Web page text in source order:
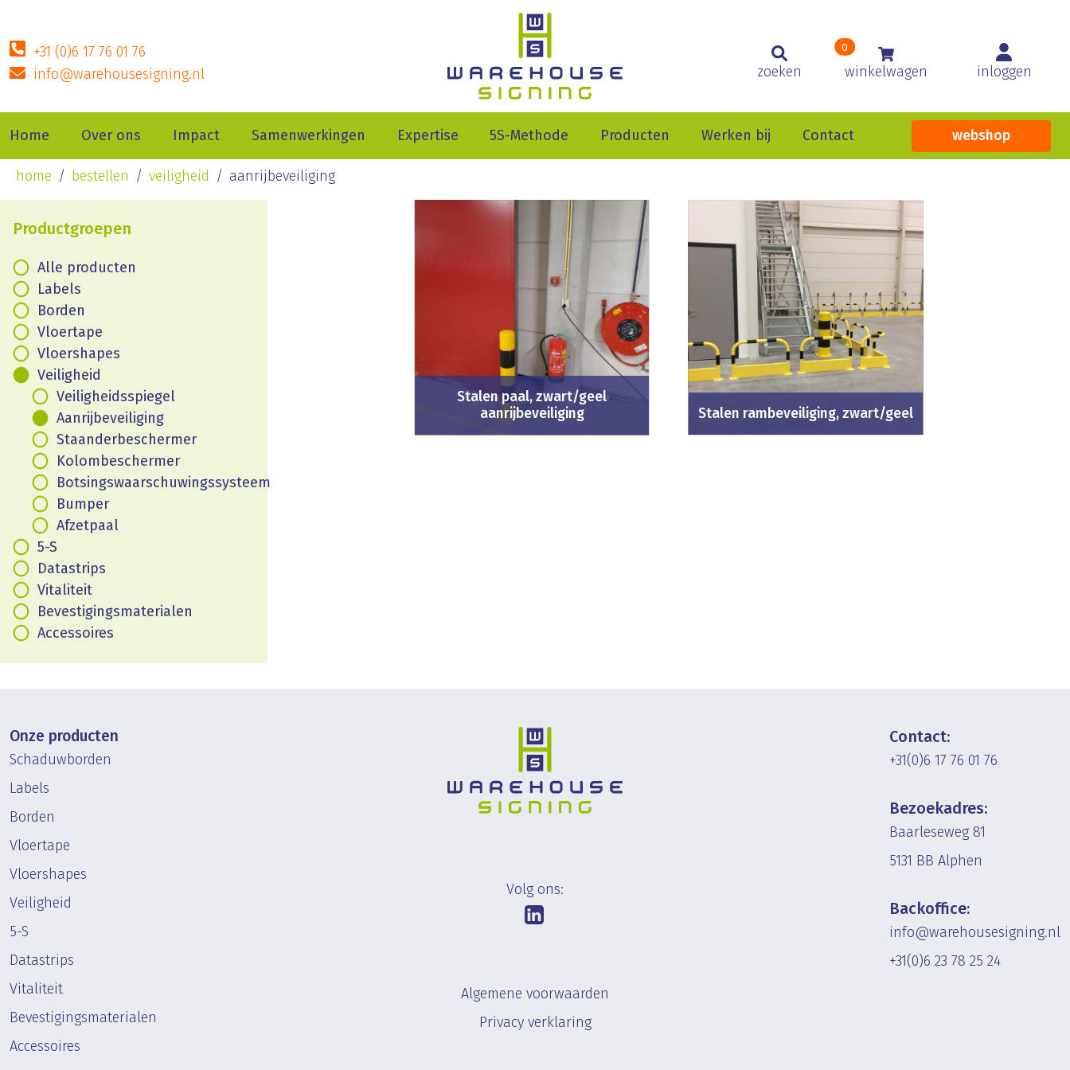
+31 (0)6 17 76 01 76
info@warehousesigning.nl
zoeken winkelwagen
0
inloggen
Home Over ons Impact Samenwerkingen Expertise 5S-Methode Producten Werken bij Contact webshop
home bestellen veiligheid aanrijbeveiliging
Productgroepen
Alle producten
Labels
Borden
Vloertape
Vloershapes
Veiligheid
Veiligheidsspiegel
Aanrijbeveiliging
Staanderbeschermer
Kolombeschermer
Botsingswaarschuwingssysteem
Bumper
Afzetpaal
5-S
Datastrips
Vitaliteit
Bevestigingsmaterialen
Accessoires
Stalen paal, zwart/geel
aanrijbeveiliging
Stalen rambeveiliging, zwart/geel
Onze producten
Schaduwborden
Labels
Borden
Vloertape
Vloershapes
Veiligheid
5-S
Datastrips
Vitaliteit
Bevestigingsmaterialen
Accessoires
Volg ons:
Algemene voorwaarden
Privacy verklaring
Contact:
+31(0)6 17 76 01 76
Bezoekadres:
Baarleseweg 81
5131 BB Alphen
Backoffice:
info@warehousesigning.nl
+31(0)6 23 78 25 24